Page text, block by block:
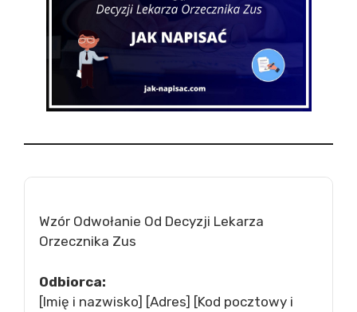
Wzór Odwołanie Od Decyzji Lekarza
Orzecznika Zus
Odbiorca:
[Imię i nazwisko] [Adres] [Kod pocztowy i